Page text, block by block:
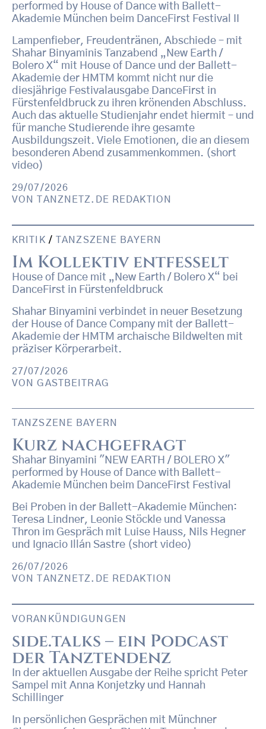
performed by House of Dance with Ballett-
Akademie München beim DanceFirst Festival II
Lampenfieber, Freudentränen, Abschiede – mit
Shahar Binyaminis Tanzabend „New Earth /
Bolero X“ mit House of Dance und der Ballett-
Akademie der HMTM kommt nicht nur die
diesjährige Festivalausgabe DanceFirst in
Fürstenfeldbruck zu ihren krönenden Abschluss.
Auch das aktuelle Studienjahr endet hiermit – und
für manche Studierende ihre gesamte
Ausbildungszeit. Viele Emotionen, die an diesem
besonderen Abend zusammenkommen. (short
video)
29/07/2026
VON
TANZNETZ.DE REDAKTION
KRITIK /TANZSZENE BAYERN
Im Kollektiv entfesselt
House of Dance mit „New Earth / Bolero X“ bei
DanceFirst in Fürstenfeldbruck
Shahar Binyamini verbindet in neuer Besetzung
der House of Dance Company mit der Ballett-
Akademie der HMTM archaische Bildwelten mit
präziser Körperarbeit.
27/07/2026
VONGASTBEITRAG
TANZSZENE BAYERN
Kurz nachgefragt
Shahar Binyamini "NEW EARTH / BOLERO X"
performed by House of Dance with Ballett-
Akademie München beim DanceFirst Festival
Bei Proben in der Ballett-Akademie München:
Teresa Lindner, Leonie Stöckle und Vanessa
Thron im Gespräch mit Luise Hauss, Nils Hegner
und Ignacio Illán Sastre (short video)
26/07/2026
VON
TANZNETZ.DE REDAKTION
VORANKÜNDIGUNGEN
side.talks – ein Podcast
der Tanztendenz
In der aktuellen Ausgabe der Reihe spricht Peter
Sampel mit Anna Konjetzky und Hannah
Schillinger
In persönlichen Gesprächen mit Münchner